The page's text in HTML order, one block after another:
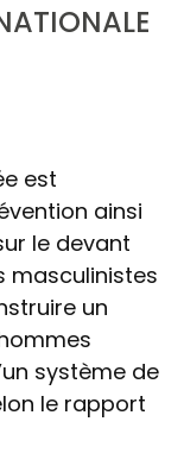
est
ainsi
le devant
masculinistes
un
système de
le rapport